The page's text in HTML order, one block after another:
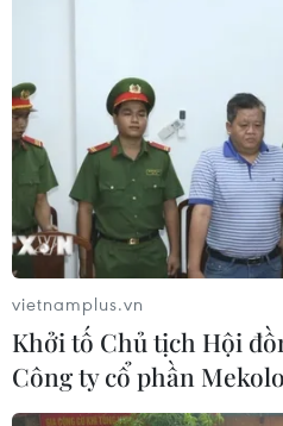
vietnamplus.vn
Khởi tố Chủ tịch Hội
Công ty cổ phần